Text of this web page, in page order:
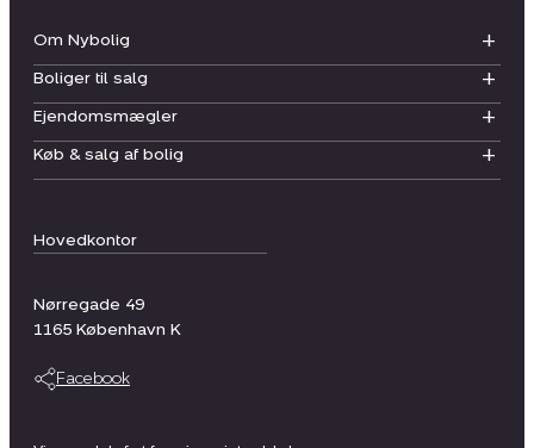
Hovedkontor
Nørregade 49
1165 København K
Facebook
Om Nybolig
Boliger til salg
Ejendomsmægler
Køb & salg af bolig